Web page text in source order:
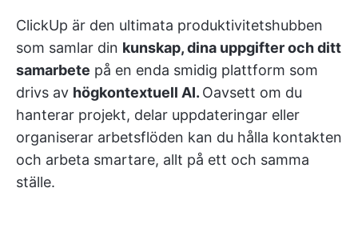
ClickUp är den ultimata produktivitetshubben
som samlar din kunskap, dina uppgifter och ditt
samarbete på en enda smidig plattform som
drivs av högkontextuell AI. Oavsett om du
hanterar projekt, delar uppdateringar eller
organiserar arbetsflöden kan du hålla kontakten
och arbeta smartare, allt på ett och samma
ställe.